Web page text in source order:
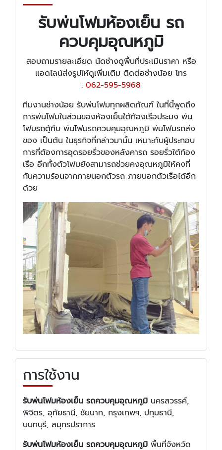
รับพ่นโฟมห้องเย็น รถ
ควบคุมอุณหภูมิ
สอบถามรายละเอียด นัดช่างดูพื้นที่ประเมินราคา หรือ
แอดไลน์ส่งรูปให้ดูเพิ่มเติม ติดต่อช่างน้อย โทร
: 062-595-5968
ทีมงานช่างน้อย รับพ่นโฟมทุกผลิตภัณฑ์ ในที่นี้พูดถึง
การพ่นโฟมในส่วนของห้องเย็นใต้ท้องเรือประมง พ่น
โฟมรถตู้ทึบ พ่นโฟมรถควบคุมอุณหภูมิ พ่นโฟมรถส่ง
ของ เป็นต้น ในธุรกิจที่กล่าวมานั้น เหมาะกับผู้ประกอบ
การที่ต้องการอุดรอยรั่วของหลังคารถ รอยรั่วใต้ท้อง
เรือ อีกทั้งตัวโฟมยังสามารถช่วยคงอุณหภูมิให้คงที่
กันความร้อนจากภายนอกตัวรถ ภายนอกตัวเรือได้อีก
ด้วย
การใช้งาน
รับพ่นโฟมห้องเย็น รถควบคุมอุณหภูมิ นครสวรรค์,
พิจิตร, อุทัยธานี, ชัยนาท, กรุงเทพฯ, ปทุมธานี,
นนทบุรี, สมุทรปราการ
รับพ่นโฟมห้องเย็น รถควบคุมอุณหภูมิ พื้นที่จังหวัด